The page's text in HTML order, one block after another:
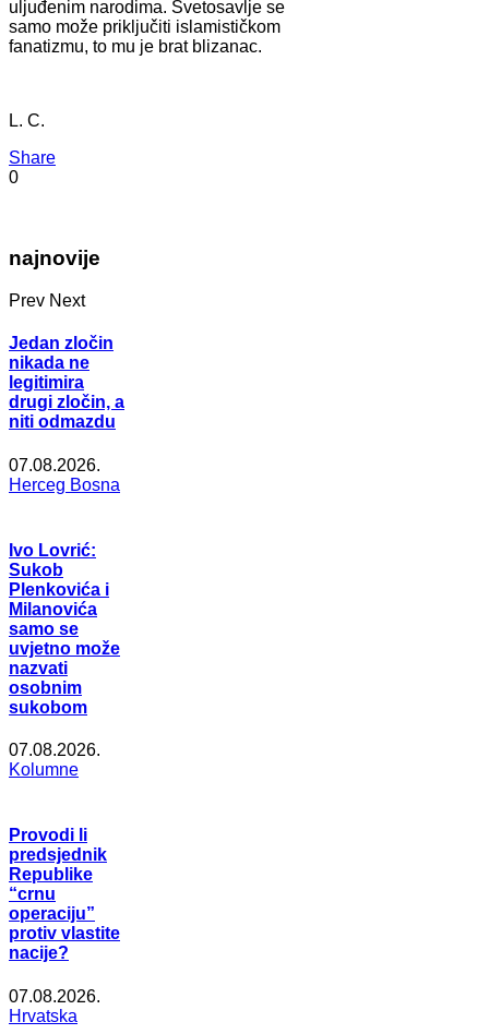
uljuđenim narodima. Svetosavlje se
samo može priključiti islamističkom
fanatizmu, to mu je brat blizanac.
L. C.
Share
0
najnovije
Prev Next
Jedan zločin
nikada ne
legitimira
drugi zločin, a
niti odmazdu
07.08.2026.
Herceg Bosna
Ivo Lovrić:
Sukob
Plenkovića i
Milanovića
samo se
uvjetno može
nazvati
osobnim
sukobom
07.08.2026.
Kolumne
Provodi li
predsjednik
Republike
“crnu
operaciju”
protiv vlastite
nacije?
07.08.2026.
Hrvatska